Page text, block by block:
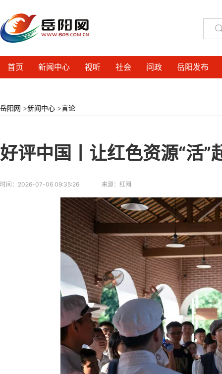
首页 新闻中心 视听 社会 问政 岳阳发布
岳阳网 >新闻中心 >言论
好评中国丨让红色资源“活”
时间： 2026-07-06 09:35:26 来源： 红网